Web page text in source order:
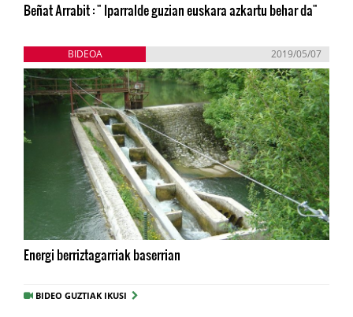
Beñat Arrabit : " Iparralde guzian euskara azkartu behar da"
BIDEOA 2019/05/07
Energi berriztagarriak baserrian
BIDEO GUZTIAK IKUSI